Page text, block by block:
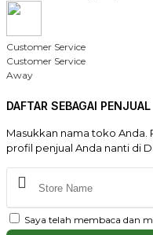
Customer Service
Customer Service
Away
DAFTAR SEBAGAI PENJUAL
Masukkan nama toko Anda.
profil penjual Anda nanti di
Saya telah membaca dan